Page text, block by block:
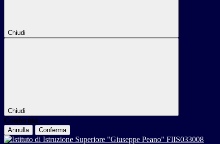
Chiudi
Chiudi
Conferma
Annulla Conferma